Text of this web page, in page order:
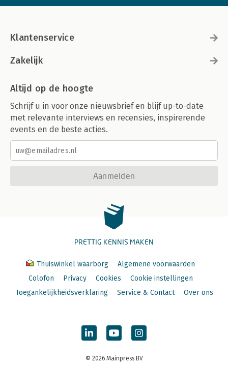
Klantenservice
Zakelijk
Altijd op de hoogte
Schrijf u in voor onze nieuwsbrief en blijf up-to-date
met relevante interviews en recensies, inspirerende
events en de beste acties.
Aanmelden
PRETTIG KENNIS MAKEN
Thuiswinkel waarborg
Algemene voorwaarden
Colofon
Privacy Cookies
Cookie instellingen
Toegankelijkheidsverklaring
Service & Contact Over ons
© 2026 Mainpress BV